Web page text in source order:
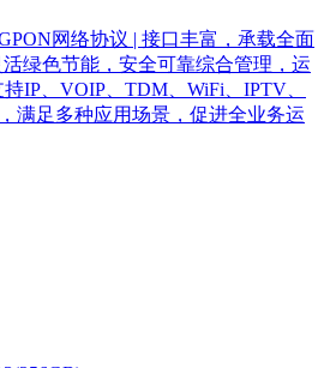
网络协议 | 接口丰富，承载全面
绿色节能，安全可靠综合管理，运
IP、VOIP、TDM、WiFi、IPTV、
满足多种应用场景，促进全业务运